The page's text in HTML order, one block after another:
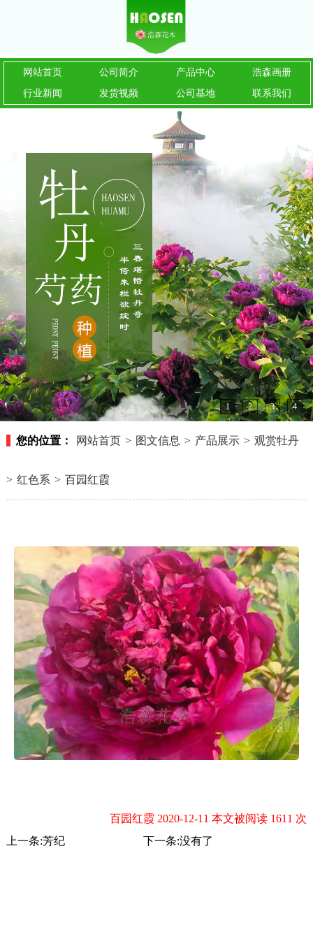
网站首页 公司简介 产品中心
浩森画册
行业新闻
发货视频 公司基地 联系我们
1 2 3 4
您的位置： 网站首页 > 图文信息 > 产品展示 > 观赏牡丹
> 红色系 > 百园红霞
百园红霞 2020-12-11 本文被阅读 1611 次
上一条:芳纪 下一条:没有了